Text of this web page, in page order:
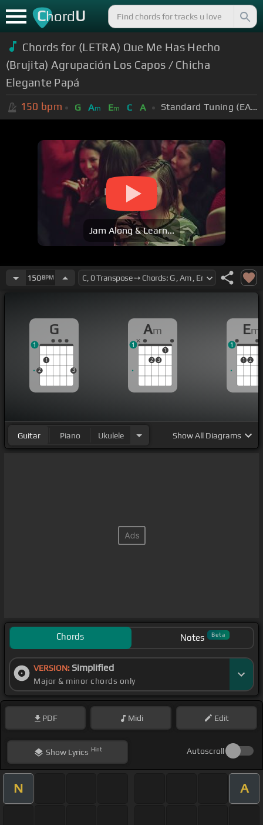
ChordU
Chords for (LETRA) Que Me Has Hecho
(Brujita) Agrupación Los Capos / Chicha
Elegante Papá
150 bpm G Am Em C A Standard Tuning (EADGBE)
Jam Along & Learn...
150BPM
G
2
1
3
1
Am
2 3
1
1
Em
1 2
1
Guitar Piano Ukulele ShowAll Diagrams
Chords Notes Beta
VERSION: Simplified
Major & minor chords only
PDF Midi Edit
ShowLyrics Hint Autoscroll
N A